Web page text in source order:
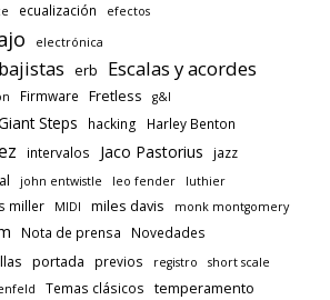
ecualización efectos
electrónica
erb Escalas y acordes
Firmware Fretless g&l
Steps hacking Harley Benton
intervalos Jaco Pastorius jazz
john entwistle leo fender
luthier
miller MIDI miles davis monk montgomery
Nota de prensa Novedades
portada previos registro short scale
Temas clásicos temperamento